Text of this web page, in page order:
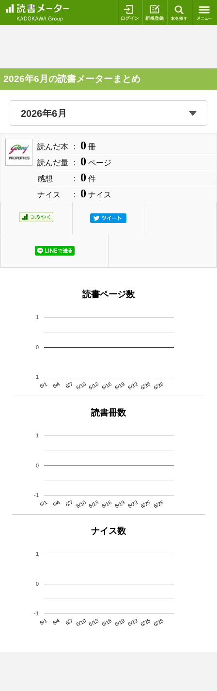
ログイン 新規登録
2026年6月の読書メーターまとめ
読んだ本 0 冊
読んだ量
0 ページ
感想
0 件
ナイス
0 ナイス
読書ページ数
6/1 6/4 6/7 6/10 6/13 6/16 6/19 6/22 6/25 6/28
-1
0
1
読書冊数
6/1 6/4 6/7 6/10 6/13 6/16 6/19 6/22 6/25 6/28
-1
0
1
ナイス数
6/1 6/4 6/7 6/10 6/13 6/16 6/19 6/22 6/25 6/28
-1
0
1